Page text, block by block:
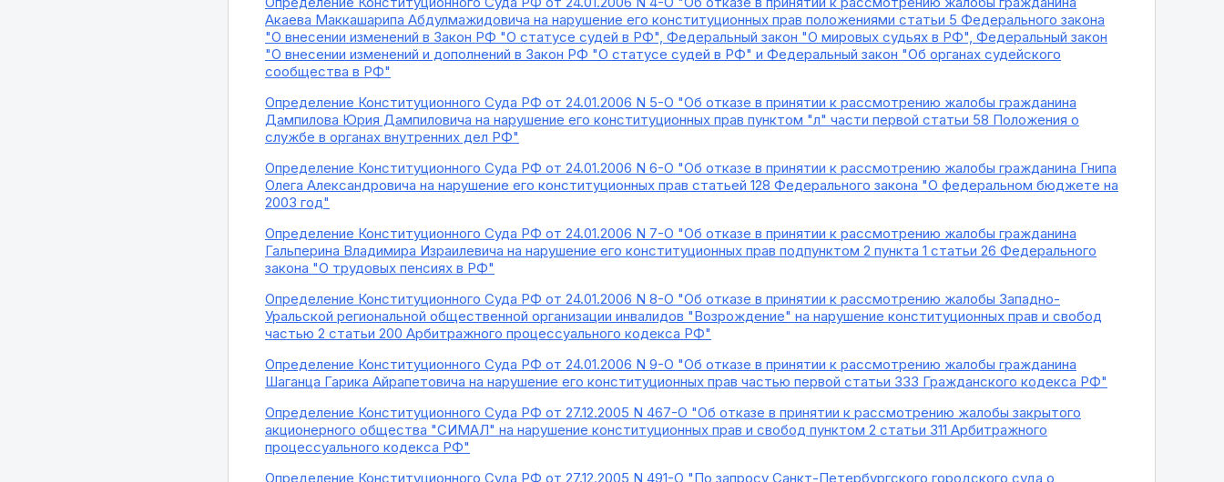
Акаева Маккашарипа Абдулмажидовича на нарушение его конституционных прав положениями статьи 5 Федерального закона
"О внесении изменений в Закон РФ "О статусе судей в РФ", Федеральный закон "О мировых судьях в РФ", Федеральный закон
"О внесении изменений и дополнений в Закон РФ "О статусе судей в РФ" и Федеральный закон "Об органах судейского
сообщества в РФ"
Определение Конституционного Суда РФ от 24.01.2006 N 5-О "Об отказе в принятии к рассмотрению жалобы гражданина
Дампилова Юрия Дампиловича на нарушение его конституционных прав пунктом "л" части первой статьи 58 Положения о
службе в органах внутренних дел РФ"
Определение Конституционного Суда РФ от 24.01.2006 N 6-О "Об отказе в принятии к рассмотрению жалобы гражданина Гнипа
Олега Александровича на нарушение его конституционных прав статьей 128 Федерального закона "О федеральном бюджете на
2003 год"
Определение Конституционного Суда РФ от 24.01.2006 N 7-О "Об отказе в принятии к рассмотрению жалобы гражданина
Гальперина Владимира Израилевича на нарушение его конституционных прав подпунктом 2 пункта 1 статьи 26 Федерального
закона "О трудовых пенсиях в РФ"
Определение Конституционного Суда РФ от 24.01.2006 N 8-О "Об отказе в принятии к рассмотрению жалобы Западно-
Уральской региональной общественной организации инвалидов "Возрождение" на нарушение конституционных прав и свобод
частью 2 статьи 200 Арбитражного процессуального кодекса РФ"
Определение Конституционного Суда РФ от 24.01.2006 N 9-О "Об отказе в принятии к рассмотрению жалобы гражданина
Шаганца Гарика Айрапетовича на нарушение его конституционных прав частью первой статьи 333 Гражданского кодекса РФ"
Определение Конституционного Суда РФ от 27.12.2005 N 467-О "Об отказе в принятии к рассмотрению жалобы закрытого
акционерного общества "СИМАЛ" на нарушение конституционных прав и свобод пунктом 2 статьи 311 Арбитражного
процессуального кодекса РФ"
Определение Конституционного Суда РФ от 27.12.2005 N 491-О "По запросу Санкт-Петербургского городского суда о